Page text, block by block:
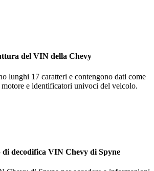
del VIN della Chevy
lunghi 17 caratteri e contengono dati come
e identificatori univoci del veicolo.
decodifica VIN Chevy di Spyne